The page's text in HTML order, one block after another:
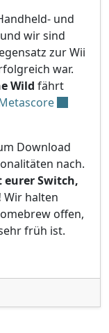
und
wir sind
zur Wii
war.
Wild fährt
Download
nach.
eurer Switch,
Wir halten
offen,
früh ist.
Release!